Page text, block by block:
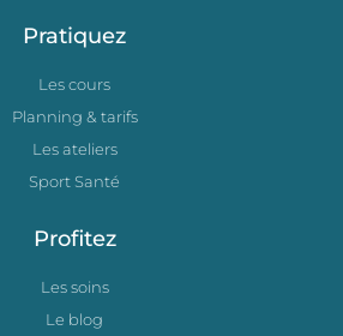
Pratiquez
Les cours
Planning & tarifs
Les ateliers
Sport Santé
Profitez
Les soins
Le blog